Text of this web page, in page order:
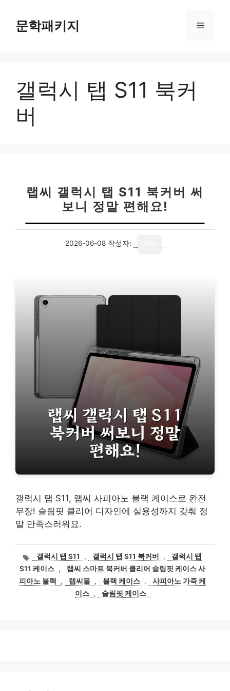
문학패키지 메
갤럭시 탭 S11 북커
버
랩씨 갤럭시 탭 S11 북커버 써
보니 정말 편해요!
2026-06-08 작성자:
갤럭시 탭 S11, 랩씨 사피아노 블랙 케이스로 완전
무장! 슬림핏 클리어 디자인에 실용성까지 갖춰 정
말 만족스러워요.
태
그
갤럭시 탭 S11 , 갤럭시 탭 S11 북커버 ,
갤럭시 탭
S11 케이스 ,
랩씨 스마트 북커버 클리어 슬림핏 케이스 사
피아노 블랙
, 랩씨몰 , 블랙 케이스 ,
사피아노 가죽 케
이스 , 슬림핏 케이스